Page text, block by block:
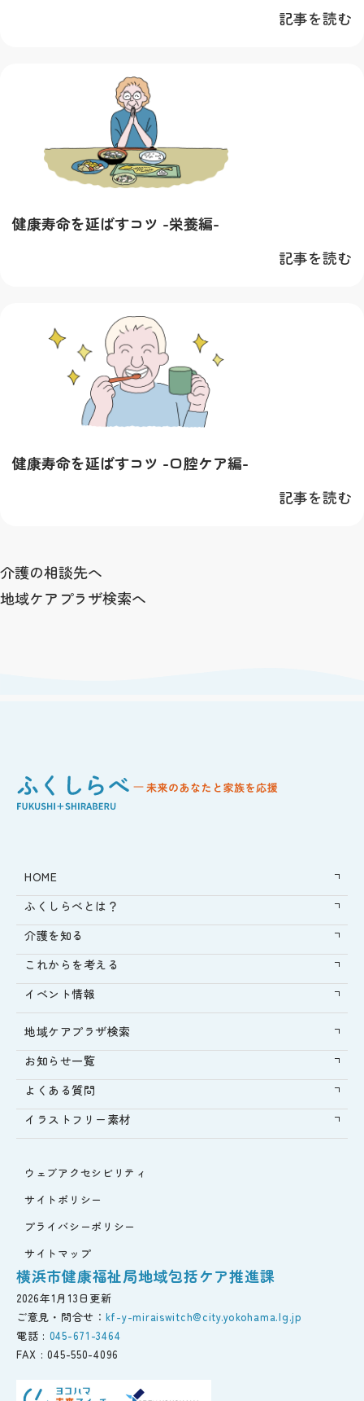
記事を読む
健康寿命を延ばすコツ -栄養編-
記事を読む
健康寿命を延ばすコツ -口腔ケア編-
記事を読む
介護の相談先へ
地域ケアプラザ検索へ
HOME
ふくしらべとは？
介護を知る
これからを考える
イベント情報
地域ケアプラザ検索
お知らせ一覧
よくある質問
イラストフリー素材
ウェブアクセシビリティ
サイトポリシー
プライバシーポリシー
サイトマップ
横浜市健康福祉局地域包括ケア推進課
2026年1月13日更新
ご意見・問合せ： kf-y-miraiswitch@city.yokohama.lg.jp
電話 : 045-671-3464
FAX : 045-550-4096